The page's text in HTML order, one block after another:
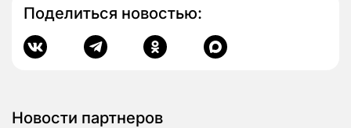
Поделиться новостью:
Новости партнеров